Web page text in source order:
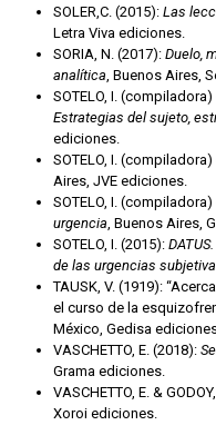
SOLER,C. (2015):Las
Letra Viva ediciones.
SORIA, N. (2017):Duelo,
analítica , Buenos Aires,
SOTELO, I.
Estrategias del sujeto,
ediciones.
SOTELO, I.
Aires, JVE ediciones.
SOTELO, I.
urgencia , Buenos Aires,
SOTELO, I. (2015):
de las urgencias
TAUSK, V. (1919):
el curso de la
México, Gedisa
VASCHETTO, E. (2018):
Grama ediciones.
VASCHETTO, E. &
Xoroi ediciones.